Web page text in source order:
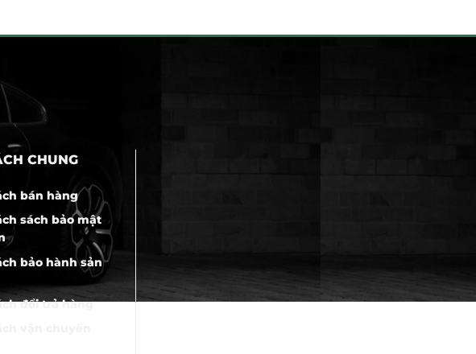
CHUNG
bán hàng
sách bảo mật
bảo hành sản
đổi trả hàng